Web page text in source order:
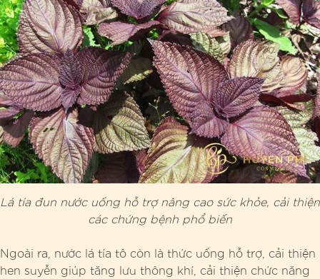
Lá tía đun nước uống hỗ trợ nâng cao sức khỏe, cải thiện
các chứng bệnh phổ biến
Ngoài ra, nước lá tía tô còn là thức uống hỗ trợ, cải thiện
hen suyễn giúp tăng lưu thông khí, cải thiện chức năng